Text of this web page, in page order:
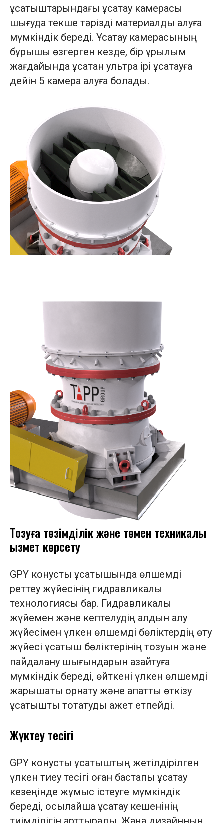
ұсатқыштарындағы ұсақтау камерасы
шығуда текше тәрізді материалды алуға
мүмкіндік береді. Ұсақтау камерасының
бұрышы өзгерген кезде, бір құрылым
жағдайында ұсақтан ультра ірі ұсақтауға
дейін 5 камера алуға болады.
Тозуға төзімділік және төмен техникалық
қызмет көрсету
GPY конустық ұсатқышында өлшемді
реттеу жүйесінің гидравликалық
технологиясы бар. Гидравликалық
жүйемен және кептелудің алдын алу
жүйесімен үлкен өлшемді бөліктердің өту
жүйесі ұсатқыш бөліктерінің тозуын және
пайдалану шығындарын азайтуға
мүмкіндік береді, өйткені үлкен өлшемді
жарықшақты орнату және апаттық өткізу
ұсатқышты тоқтатуды қажет етпейді.
Жүктеу тесігі
GPY конустық ұсатқыштың жетілдірілген
үлкен тиеу тесігі оған бастапқы ұсақтау
кезеңінде жұмыс істеуге мүмкіндік
береді, осылайша ұсақтау кешенінің